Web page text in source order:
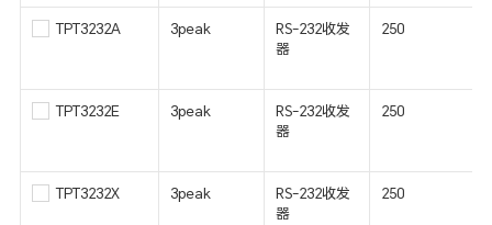
TPT3232A 3peak
RS-232收发
器
250
TPT3232E 3peak
RS-232收发
器
250
TPT3232X 3peak
RS-232收发
器
250